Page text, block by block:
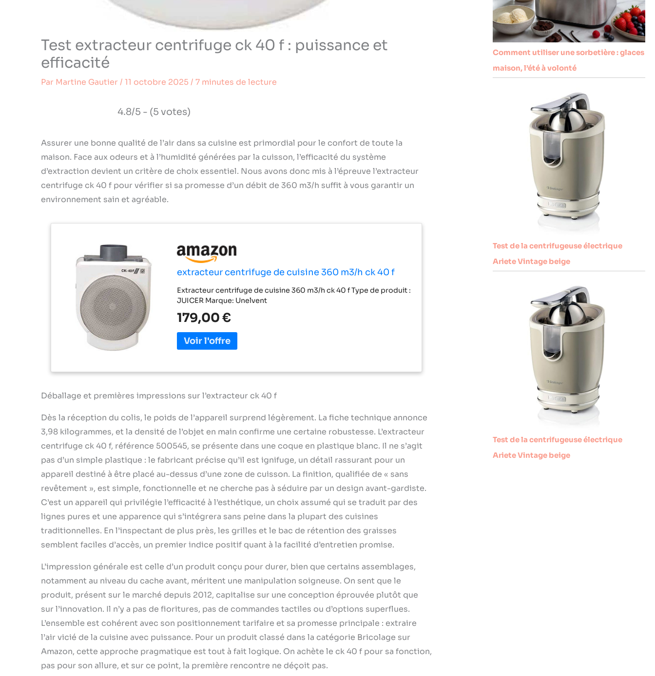
Test extracteur centrifuge ck 40 f : puissance et
efficacité
Par Martine Gautier / 11 octobre 2025/ 7 minutes de lecture
4.8/5 - (5 votes)
Assurer une bonne qualité de l’air dans sa cuisine est primordial pour le confort de toute la
maison. Face aux odeurs et à l’humidité générées par la cuisson, l’efficacité du système
d’extraction devient un critère de choix essentiel. Nous avons donc mis à l’épreuve l’extracteur
centrifuge ck 40 f pour vérifier si sa promesse d’un débit de 360 m3/h suffit à vous garantir un
environnement sain et agréable.
extracteur centrifuge de cuisine 360 m3/h ck 40 f
Extracteur centrifuge de cuisine 360 m3/h ck 40 f Type de produit :
JUICER Marque: Unelvent
179,00 €
Déballage et premières impressions sur l’extracteur ck 40 f
Dès la réception du colis, le poids de l’appareil surprend légèrement. La fiche technique annonce
3,98 kilogrammes, et la densité de l’objet en main confirme une certaine robustesse. L’extracteur
centrifuge ck 40 f, référence 500545, se présente dans une coque en plastique blanc. Il ne s’agit
pas d’un simple plastique : le fabricant précise qu’il est ignifuge, un détail rassurant pour un
appareil destiné à être placé au-dessus d’une zone de cuisson. La finition, qualifiée de « sans
revêtement », est simple, fonctionnelle et ne cherche pas à séduire par un design avant-gardiste.
C’est un appareil qui privilégie l’efficacité à l’esthétique, un choix assumé qui se traduit par des
lignes pures et une apparence qui s’intégrera sans peine dans la plupart des cuisines
traditionnelles. En l’inspectant de plus près, les grilles et le bac de rétention des graisses
semblent faciles d’accès, un premier indice positif quant à la facilité d’entretien promise.
L’impression générale est celle d’un produit conçu pour durer, bien que certains assemblages,
notamment au niveau du cache avant, méritent une manipulation soigneuse. On sent que le
produit, présent sur le marché depuis 2012, capitalise sur une conception éprouvée plutôt que
sur l’innovation. Il n’y a pas de fioritures, pas de commandes tactiles ou d’options superflues.
L’ensemble est cohérent avec son positionnement tarifaire et sa promesse principale : extraire
l’air vicié de la cuisine avec puissance. Pour un produit classé dans la catégorie Bricolage sur
Amazon, cette approche pragmatique est tout à fait logique. On achète le ck 40 f pour sa fonction,
pas pour son allure, et sur ce point, la première rencontre ne déçoit pas.
Comment utiliser une sorbetière : glaces
maison, l’été à volonté
Test de la centrifugeuse électrique
Ariete Vintage beige
Test de la centrifugeuse électrique
Ariete Vintage beige